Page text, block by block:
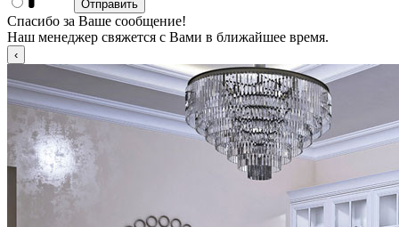
Спасибо за Ваше сообщение!
Наш менеджер свяжется с Вами в ближайшее время.